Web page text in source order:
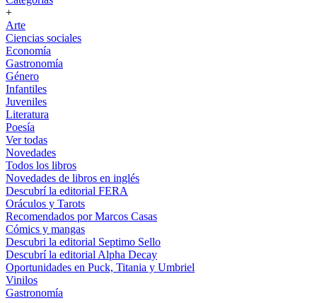
+
Arte
Ciencias sociales
Economía
Gastronomía
Género
Infantiles
Juveniles
Literatura
Poesía
Ver todas
Novedades
Todos los libros
Novedades de libros en inglés
Descubrí la editorial FERA
Oráculos y Tarots
Recomendados por Marcos Casas
Cómics y mangas
Descubri la editorial Septimo Sello
Descubrí la editorial Alpha Decay
Oportunidades en Puck, Titania y Umbriel
Vinilos
Gastronomía